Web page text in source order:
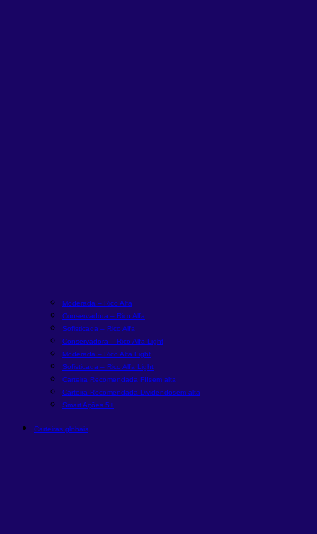
Moderada – Rico Alfa
Conservadora – Rico Alfa
Sofisticada – Rico Alfa
Conservadora – Rico Alfa Light
Moderada – Rico Alfa Light
Sofisticada – Rico Alfa Light
Carteira Recomendada FIIsem alta
Carteira Recomendada Dividendosem alta
Smart Ações 5+
Carteiras globais